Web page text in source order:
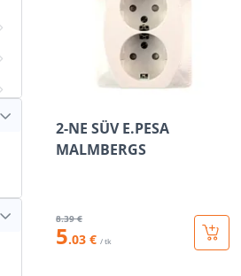
2-NE SÜV E.PESA
MALMBERGS
8.39 €
5.03 € / tk